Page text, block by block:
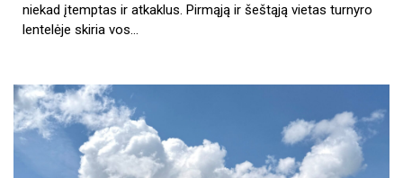
niekad įtemptas ir atkaklus. Pirmąją ir šeštąją vietas turnyro
lentelėje skiria vos…